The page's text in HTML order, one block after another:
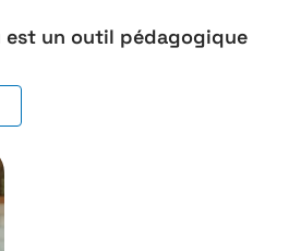
est un outil pédagogique